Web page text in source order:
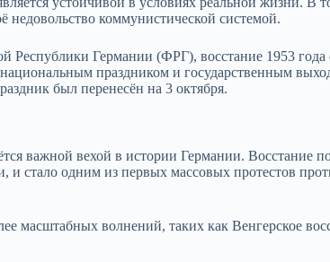
коммунистической системой.
Республики Германии (ФРГ), восстание 1953
праздником и государственным
был перенесён на 3 октября.
важной вехой в истории Германии. Восстание
и стало одним из первых массовых протестов
масштабных волнений, таких как Венгерское